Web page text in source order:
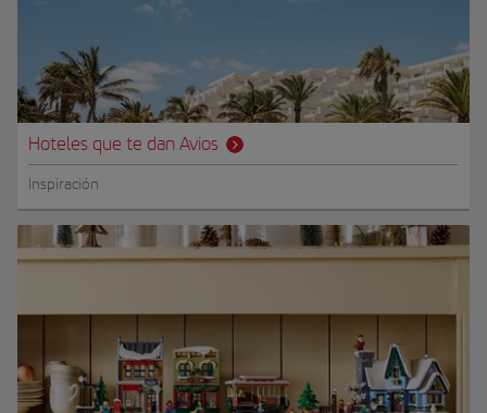
Hoteles que te dan Avios
Inspiración